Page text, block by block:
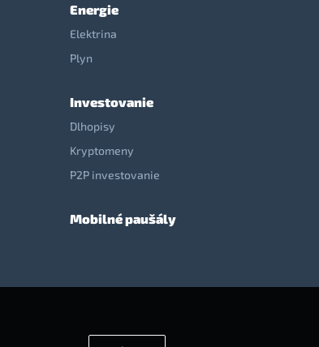
Energie
Elektrina
Plyn
Investovanie
Dlhopisy
Kryptomeny
P2P investovanie
Mobilné paušály